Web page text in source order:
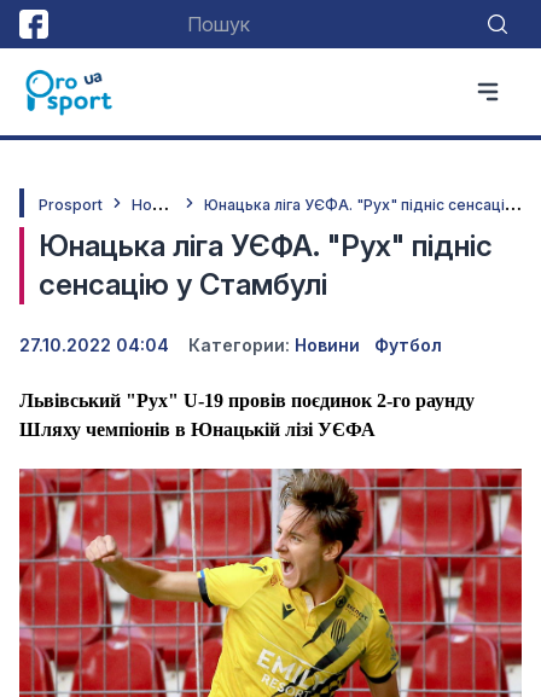
Prosport Н
овини Ю
нацька ліга УЄФА. "Рух" підніс сенсацію у Стамбулі
Юнацька ліга УЄФА. "Рух" підніс
сенсацію у Стамбулі
27.10.2022 04:04 Категории: Новини Футбол
Львівський "Рух" U-19 провів поєдинок 2-го раунду
Шляху чемпіонів в Юнацькій лізі УЄФА